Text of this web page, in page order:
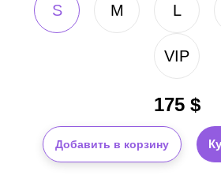
S M L
VIP
175$
Добавить в корзину